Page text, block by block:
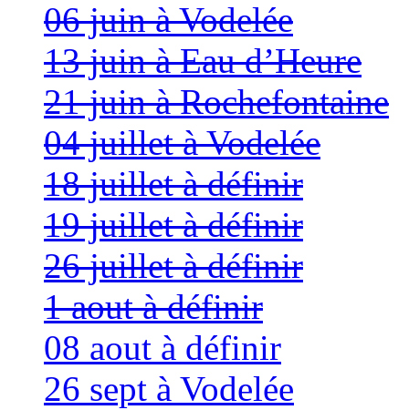
06 juin à Vodelée
13 juin à Eau d’Heure
21 juin à Rochefontaine
04 juillet à Vodelée
18 juillet à définir
19 juillet à définir
26 juillet à définir
1 aout à définir
08 aout à définir
26 sept à Vodelée